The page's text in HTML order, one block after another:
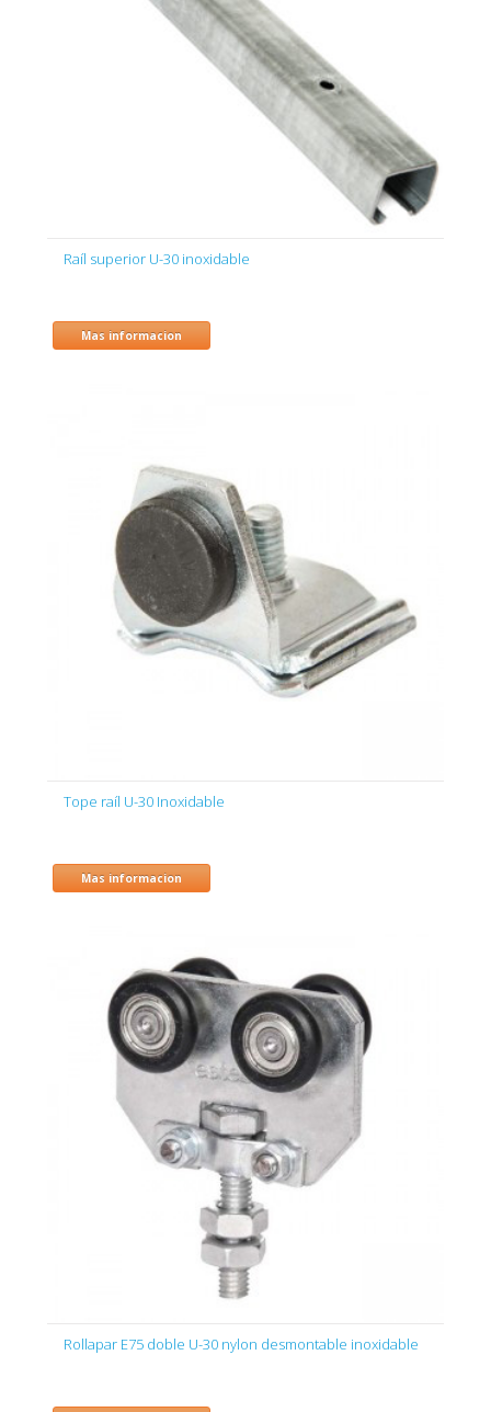
Raíl superior U-30 inoxidable
Mas informacion
Tope raíl U-30 Inoxidable
Mas informacion
Rollapar E75 doble U-30 nylon desmontable inoxidable